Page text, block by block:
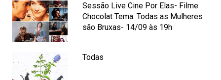
Sessão Live Cine Por Elas- Filme
Chocolat Tema: Todas as Mulheres
são Bruxas- 14/09 às 19h
Todas